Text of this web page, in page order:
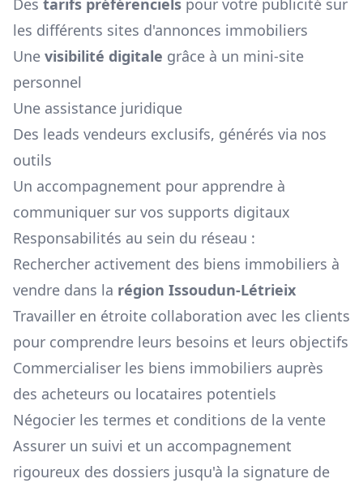
Des tarifs préférenciels pour votre publicité sur
les différents sites d'annonces immobiliers
Une visibilité digitale grâce à un mini-site
personnel
Une assistance juridique
Des leads vendeurs exclusifs, générés via nos
outils
Un accompagnement pour apprendre à
communiquer sur vos supports digitaux
Responsabilités au sein du réseau :
Rechercher activement des biens immobiliers à
vendre dans la région Issoudun-Létrieix
Travailler en étroite collaboration avec les clients
pour comprendre leurs besoins et leurs objectifs
Commercialiser les biens immobiliers auprès
des acheteurs ou locataires potentiels
Négocier les termes et conditions de la vente
Assurer un suivi et un accompagnement
rigoureux des dossiers jusqu'à la signature de